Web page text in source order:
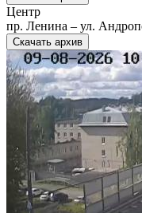
Центр
пр. Ленина – ул.
Скачать архив